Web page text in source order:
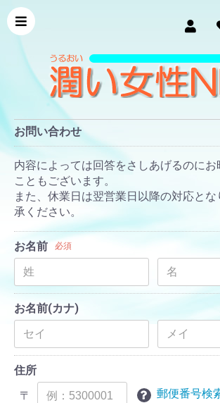
お問い合わせ
内容によっては回答をさしあげるのにお
こともございます。
また、休業日は翌営業日以降の対応とな
承ください。
お名前 必須
お名前(カナ)
住所
〒
郵便番号検